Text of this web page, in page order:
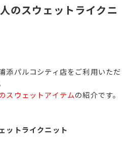
のスウェットライクニ
添パルコシティ店をご利用いただ
スウェットアイテムの紹介です。
ットライクニット